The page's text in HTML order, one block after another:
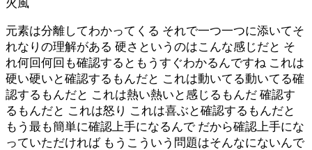
火風
元素は分離してわかってくる それで一つ一つに添いてそ
れなりの理解がある 硬さというのはこんな感じだと そ
れ何回何回も確認するともうすぐわかるんですね これは
硬い硬いと確認するもんだと これは動いてる動いてる確
認するもんだと これは熱い熱いと感じるもんだ 確認す
るもんだと これは怒り これは喜ぶと確認するもんだと
もう最も簡単に確認上手になるんで だから確認上手にな
っていただければ もうこういう問題はそんなにないんで